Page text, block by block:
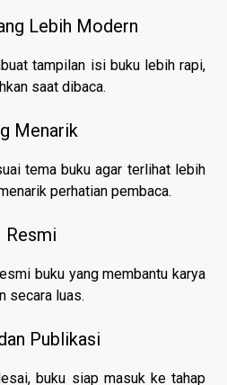
Lebih Modern
tampilan isi buku lebih rapi,
saat dibaca.
Menarik
tema buku agar terlihat lebih
perhatian pembaca.
Resmi
buku yang membantu karya
secara luas.
Publikasi
buku siap masuk ke tahap